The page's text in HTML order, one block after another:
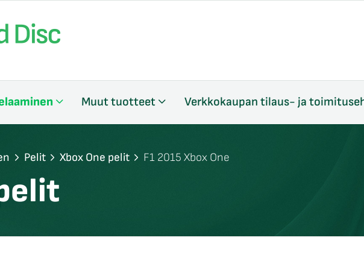
Muut tuotteet Verkkokaupan tilaus- ja
Pelit Xbox One pelit F1 2015 Xbox One